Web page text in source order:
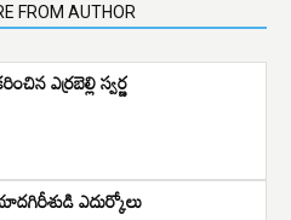
FROM AUTHOR
ఎర్రబెల్లి స్వర్ణ
ఎదుర్కోలు